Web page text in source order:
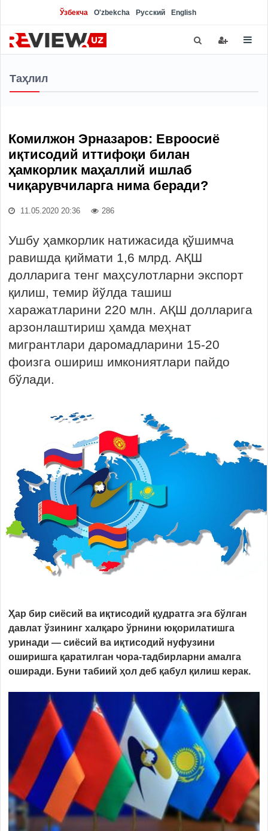
Ўзбекча O'zbekcha Русский English
Таҳлил
Комилжон Эрназаров: Евроосиё
иқтисодий иттифоқи билан
ҳамкорлик маҳаллий ишлаб
чиқарувчиларга нима беради?
11.05.2020 20:36 286
Ушбу ҳамкорлик натижасида қўшимча
равишда қиймати 1,6 млрд. АҚШ
долларига тенг маҳсулотларни экспорт
қилиш, темир йўлда ташиш
харажатларини 220 млн. АҚШ долларига
арзонлаштириш ҳамда меҳнат
мигрантлари даромадларини 15-20
фоизга ошириш имкониятлари пайдо
бўлади.
Ҳар бир сиёсий ва иқтисодий қудратга эга бўлган
давлат ўзининг халқаро ўрнини юқорилатишга
уринади — сиёсий ва иқтисодий нуфузини
оширишга қаратилган чора-тадбирларни амалга
оширади. Буни табиий ҳол деб қабул қилиш керак.